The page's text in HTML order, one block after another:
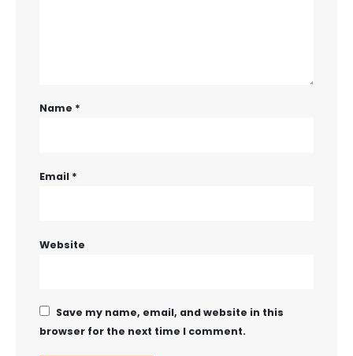
Name *
Email *
Website
Save my name, email, and website in this
browser for the next time I comment.